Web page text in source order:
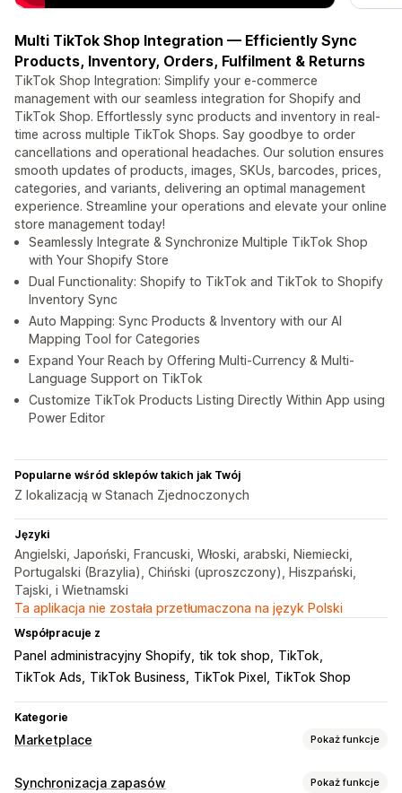
Multi TikTok Shop Integration — Efficiently Sync
Products, Inventory, Orders, Fulfilment & Returns
TikTok Shop Integration: Simplify your e-commerce
management with our seamless integration for Shopify and
TikTok Shop. Effortlessly sync products and inventory in real-
time across multiple TikTok Shops. Say goodbye to order
cancellations and operational headaches. Our solution ensures
smooth updates of products, images, SKUs, barcodes, prices,
categories, and variants, delivering an optimal management
experience. Streamline your operations and elevate your online
store management today!
Seamlessly Integrate & Synchronize Multiple TikTok Shop
with Your Shopify Store
Dual Functionality: Shopify to TikTok and TikTok to Shopify
Inventory Sync
Auto Mapping: Sync Products & Inventory with our AI
Mapping Tool for Categories
Expand Your Reach by Offering Multi-Currency & Multi-
Language Support on TikTok
Customize TikTok Products Listing Directly Within App using
Power Editor
Popularne wśród sklepów takich jak Twój
Z lokalizacją w Stanach Zjednoczonych
Języki
Angielski, Japoński, Francuski, Włoski, arabski, Niemiecki,
Portugalski (Brazylia), Chiński (uproszczony), Hiszpański,
Tajski, i Wietnamski
Ta aplikacja nie została przetłumaczona na język Polski
Współpracuje z
Panel administracyjny Shopify tik tok shop
TikTok
TikTok Ads
TikTok Business TikTok Pixel TikTok Shop
Kategorie
Marketplace Pokaż funkcje
Zarządzanie ofertami
Synchronizacja zapasów Pokaż funkcje